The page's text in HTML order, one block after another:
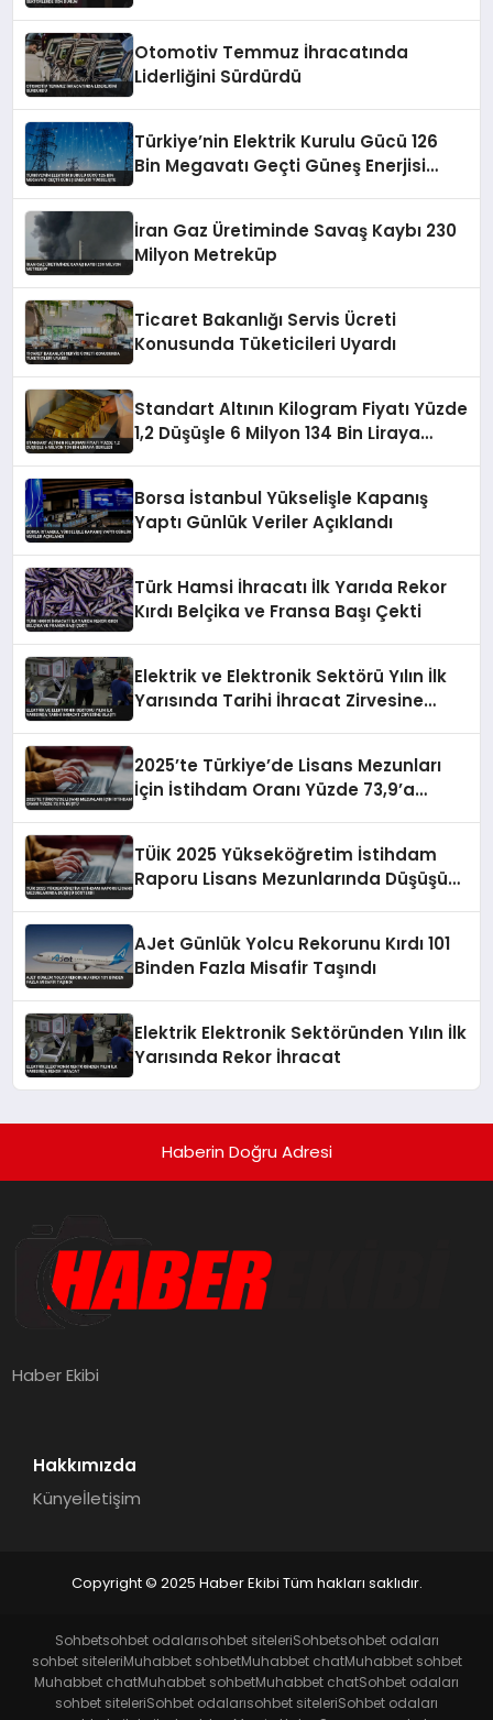
Otomotiv Temmuz İhracatında
Liderliğini Sürdürdü
Türkiye’nin Elektrik Kurulu Gücü 126
Bin Megavatı Geçti Güneş Enerjisi
İran Gaz Üretiminde Savaş Kaybı 230
Milyon Metreküp
Ticaret Bakanlığı Servis Ücreti
Konusunda Tüketicileri Uyardı
Standart Altının Kilogram Fiyatı Yüzde
1,2 Düşüşle 6 Milyon 134 Bin Liraya
Borsa İstanbul Yükselişle Kapanış
Yaptı Günlük Veriler Açıklandı
Türk Hamsi İhracatı İlk Yarıda Rekor
Kırdı Belçika ve Fransa Başı Çekti
Elektrik ve Elektronik Sektörü Yılın İlk
Yarısında Tarihi İhracat Zirvesine
2025’te Türkiye’de Lisans Mezunları
İçin İstihdam Oranı Yüzde 73,9’a
TÜİK 2025 Yükseköğretim İstihdam
Raporu Lisans Mezunlarında Düşüşü
AJet Günlük Yolcu Rekorunu Kırdı 101
Binden Fazla Misafir Taşındı
Elektrik Elektronik Sektöründen Yılın İlk
Yarısında Rekor İhracat
Haberin Doğru Adresi
Haber Ekibi
Hakkımızda
Künyeİletişim
Copyright © 2025 Haber Ekibi Tüm hakları saklıdır.
Sohbetsohbet odalarısohbet siteleriSohbetsohbet odaları
sohbet siteleriMuhabbet sohbetMuhabbet chatMuhabbet sohbet
Muhabbet chatMuhabbet sohbetMuhabbet chatSohbet odaları
sohbet siteleriSohbet odalarısohbet siteleriSohbet odaları